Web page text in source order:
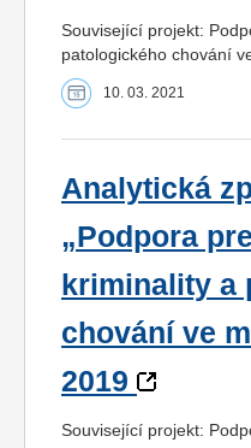
Související projekt:
patologického chování
10. 03. 2021
Analytická
„Podpora
kriminality a
chování ve
2019
Související projekt: